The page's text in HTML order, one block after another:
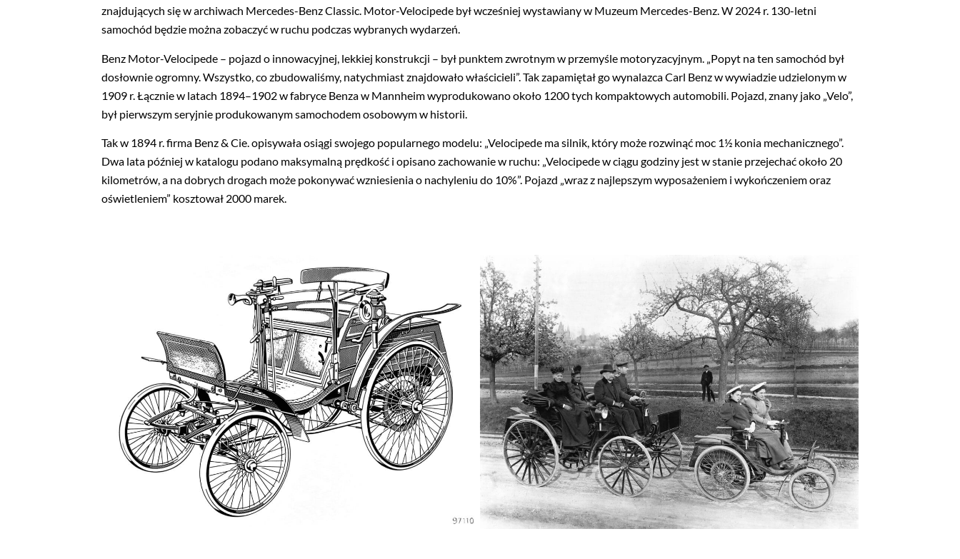
znajdujących się w archiwach Mercedes-Benz Classic. Motor-Velocipede był wcześniej wystawiany w Muzeum Mercedes-Benz. W 2024 r. 130-letni
samochód będzie można zobaczyć w ruchu podczas wybranych wydarzeń.
Benz Motor-Velocipede – pojazd o innowacyjnej, lekkiej konstrukcji – był punktem zwrotnym w przemyśle motoryzacyjnym. „Popyt na ten samochód był
dosłownie ogromny. Wszystko, co zbudowaliśmy, natychmiast znajdowało właścicieli”. Tak zapamiętał go wynalazca Carl Benz w wywiadzie udzielonym w
1909 r. Łącznie w latach 1894–1902 w fabryce Benza w Mannheim wyprodukowano około 1200 tych kompaktowych automobili. Pojazd, znany jako „Velo”,
był pierwszym seryjnie produkowanym samochodem osobowym w historii.
Tak w 1894 r. firma Benz & Cie. opisywała osiągi swojego popularnego modelu: „Velocipede ma silnik, który może rozwinąć moc 1½ konia mechanicznego”.
Dwa lata później w katalogu podano maksymalną prędkość i opisano zachowanie w ruchu: „Velocipede w ciągu godziny jest w stanie przejechać około 20
kilometrów, a na dobrych drogach może pokonywać wzniesienia o nachyleniu do 10%”. Pojazd „wraz z najlepszym wyposażeniem i wykończeniem oraz
oświetleniem” kosztował 2000 marek.